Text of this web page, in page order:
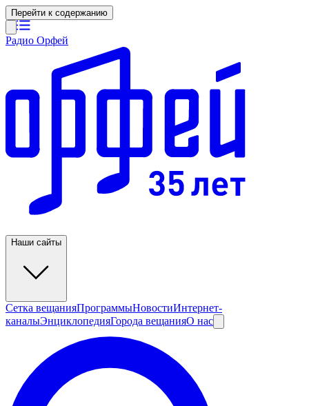
Перейти к содержанию
Радио Орфей
Наши сайты
Сетка вещанияПрограммыНовостиИнтернет-
каналыЭнциклопедияГорода вещанияО нас